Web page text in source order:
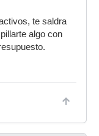
te saldra
algo con